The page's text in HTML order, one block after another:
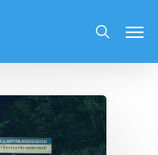
search